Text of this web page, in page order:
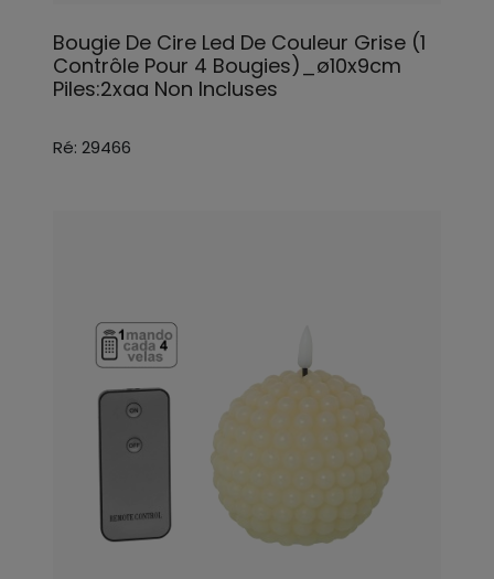
Bougie De Cire Led De Couleur Grise (1
Contrôle Pour 4 Bougies)_ø10x9cm
Piles:2xaa Non Incluses
Ré: 29466